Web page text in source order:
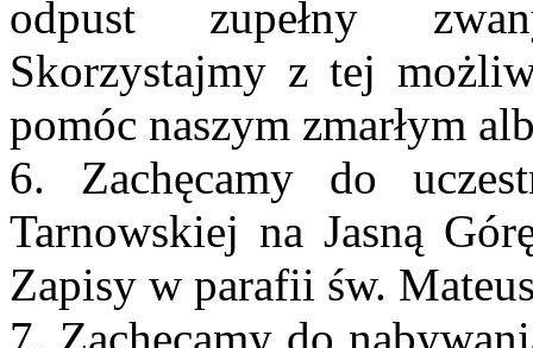
odpust zupełny
Skorzystajmy z tej
pomóc naszym zmarłym
6. Zachęcamy do
Tarnowskiej na Jasną
Zapisy w parafii św.